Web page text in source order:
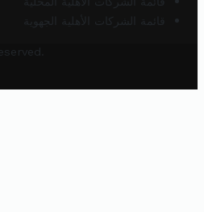
قائمة الشركات الأهلية الجهوية